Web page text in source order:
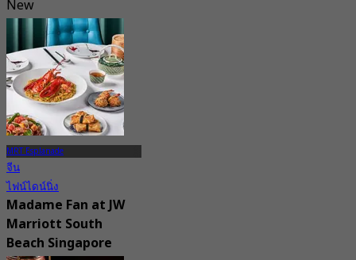
New
4.4
จากS$ 25
MRT Esplanade
จีน
ไฟน์ไดน์นิ่ง
Madame Fan at JW
Marriott South
Beach Singapore